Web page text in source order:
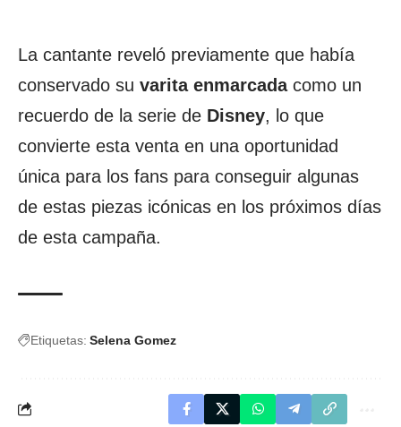
La cantante reveló previamente que había
conservado su varita enmarcadacomo un
recuerdo de la serie de Disney, lo que
convierte esta venta en una oportunidad
única para los fans para conseguir algunas
de estas piezas icónicas en los próximos días
de esta campaña.
Etiquetas: Selena Gomez